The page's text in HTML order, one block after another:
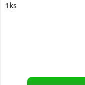
1ks